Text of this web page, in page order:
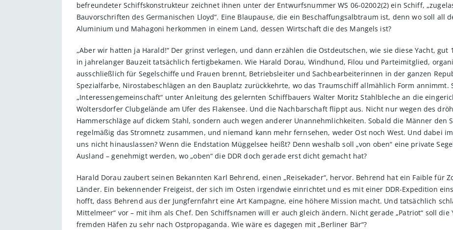
befreundeter Schiffskonstrukteur zeichnet ihnen unter der Entwurfsnummer WS 06-02002(2) ein Schiff,
Bauvorschriften des Germanischen Lloyd“. Eine Blaupause, die ein Beschaffungsalbtraum ist, denn wo soll all
Aluminium und Mahagoni herkommen in einem Land, dessen Wirtschaft die des Mangels ist?
„Aber wir hatten ja Harald!“ Der grinst verlegen, und dann erzählen die Ostdeutschen, wie sie diese Yacht, gut
in jahrelanger Bauzeit tatsächlich fertigbekamen. Wie Harald Dorau, Windhund, Filou und Parteimitglied,
ausschließlich für Segelschiffe und Frauen brennt, Betriebsleiter und Sachbearbeiterinnen in der ganzen
Spezialfarbe, Nirostabeschlägen an den Bauplatz zurückkehrte, wo das Traumschiff allmählich Form annimmt.
„Interessengemeinschaft“ unter Anleitung des gelernten Schiffbauers Walter Moritz Stahlbleche an die
Woltersdorfer Clubgelände am Ufer des Flakensee. Und die Nachbarschaft flippt aus. Nicht nur wegen des
Hammerschläge auf dickem Stahl, sondern auch wegen anderer Unannehmlichkeiten. Sobald die Männer den
regelmäßig das Stromnetz zusammen, und niemand kann mehr fernsehen, weder Ost noch West. Und dabei
uns nicht hinauslassen? Wenn die Endstation Müggelsee heißt? Denn weshalb soll „von oben“ eine private
Ausland – genehmigt werden, wo „oben“ die DDR doch gerade erst dicht gemacht hat?
Harald Dorau zaubert seinen Bekannten Karl Behrend, einen „Reisekader“, hervor. Behrend hat ein Faible für
Länder. Ein bekennender Freigeist, der sich im Osten irgendwie einrichtet und es mit einer DDR-Expedition
hofft, dass Behrend aus der Jungfernfahrt eine Art Kampagne, eine höhere Mission macht. Und tatsächlich
Mittelmeer“ vor – mit ihm als Chef. Den Schiffsnamen will er auch gleich ändern. Nicht gerade „Patriot“ soll
fremden Häfen zu sehr nach Ostpropaganda. Wie wäre es dagegen mit „Berliner Bär“?